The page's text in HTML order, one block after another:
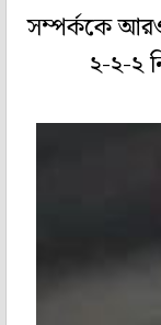
সম্পর্ককে
২-২-২